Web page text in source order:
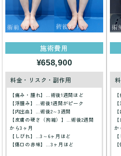
施術費用
¥658,900
料金・リスク・副作用
【痛み・腫れ】…術後1週間ほど
【浮腫み】…術後1週間がピーク
【内出血】…術後2～3週間
【皮膚の硬さ（拘縮）】…術後2週間
から3ヶ月
【しびれ】…3～6ヶ月ほど
【傷口の赤味】…3ヶ月ほど
か